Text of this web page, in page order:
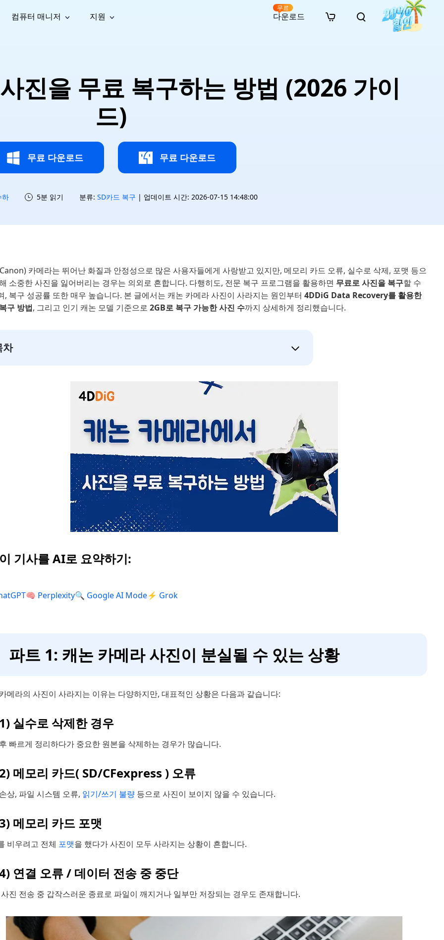
데이터 복구
메시지 복구
LINE 데이터 복구
백업 없이 LINE 채팅 복구
· USB 복구
· 파티션 복구
· 한글 파일 복구
· 오피스 파일 복구
· 사진 복구
· 동영상 복구
복구
구
구
질 높이
기
AI
사진 화
온라인 사진 복구
온라인 문서 복구
· 시네마틱 AI 이미지 프롬프트
· 애니메이션 실사 변환 프롬프트
컴퓨터 매니저
색 및 삭제
Cleamio 브랜드 리뉴얼
Windows DLL 오류 수정
손상된 PST/OST 파일 복구
· 하드 디스크 복사
· 중복 파일 찾기 (Mac)
· C 드라이브 확장
· 디스크 공간 확보 (Win)
· MBR GPT 변환
· Mac 저장 공간 최적화
지원
드 센터
가이드
다운로드
무료
진을 무료 복구하는 방법 (2026 가이
드)
무료 다운로드 무료 다운로드
하 5분 읽기 분류: SD카드 복구 | 업데이트 시간: 2026-07-15 14:48:00
카메라는 뛰어난 화질과 안정성으로 많은 사용자들에게 사랑받고 있지만, 메모리 카드 오류, 실수로 삭제, 포맷 등으
소중한 사진을 잃어버리는 경우는 의외로 흔합니다. 다행히도, 전문 복구 프로그램을 활용하면 무료로 사진을 복구할 수
, 복구 성공률 또한 매우 높습니다. 본 글에서는 캐논 카메라 사진이 사라지는 원인부터 4DDiG Data Recovery를 활용한
구 방법, 그리고 인기 캐논 모델 기준으로 2GB로 복구 가능한 사진 수까지 상세하게 정리했습니다.
차
기사를 AI로 요약하기:
🧠 Perplexity🔍 Google AI Mode⚡ Grok
파트 1: 캐논 카메라 사진이 분실될 수 있는 상황
메라의 사진이 사라지는 이유는 다양하지만, 대표적인 상황은 다음과 같습니다:
실수로 삭제한 경우
빠르게 정리하다가 중요한 원본을 삭제하는 경우가 많습니다.
메모리 카드( SD/CFexpress ) 오류
상, 파일 시스템 오류, 읽기/쓰기 불량 등으로 사진이 보이지 않을 수 있습니다.
메모리 카드 포맷
비우려고 전체 포맷을 했다가 사진이 모두 사라지는 상황이 흔합니다.
연결 오류 / 데이터 전송 중 중단
진 전송 중 갑작스러운 종료로 파일이 깨지거나 일부만 저장되는 경우도 존재합니다.